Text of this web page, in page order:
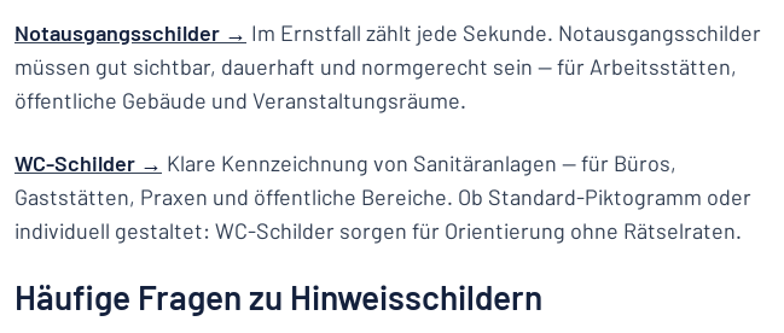
Notausgangsschilder → Im Ernstfall zählt jede Sekunde. Notausgangsschilder
müssen gut sichtbar, dauerhaft und normgerecht sein — für Arbeitsstätten,
öffentliche Gebäude und Veranstaltungsräume.
WC-Schilder → Klare Kennzeichnung von Sanitäranlagen — für Büros,
Gaststätten, Praxen und öffentliche Bereiche. Ob Standard-Piktogramm oder
individuell gestaltet: WC-Schilder sorgen für Orientierung ohne Rätselraten.
Häufige Fragen zu Hinweisschildern